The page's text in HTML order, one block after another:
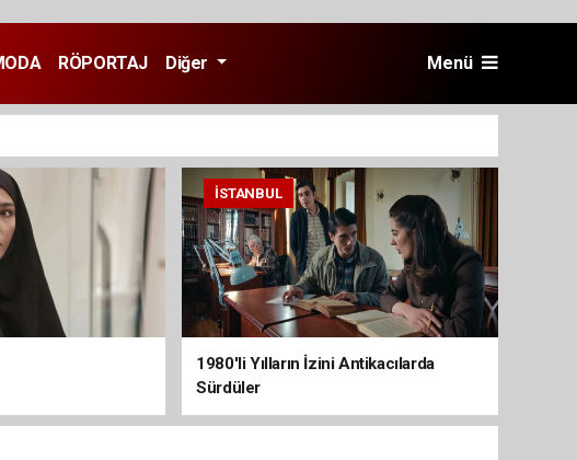
RÖPORTAJ Diğer Menü
İSTANBUL
1980'li Yılların İzini Antikacılarda
Sürdüler